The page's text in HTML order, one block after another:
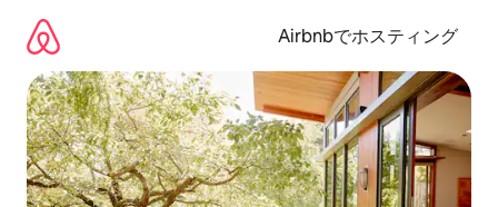
Airbnbでホスティング